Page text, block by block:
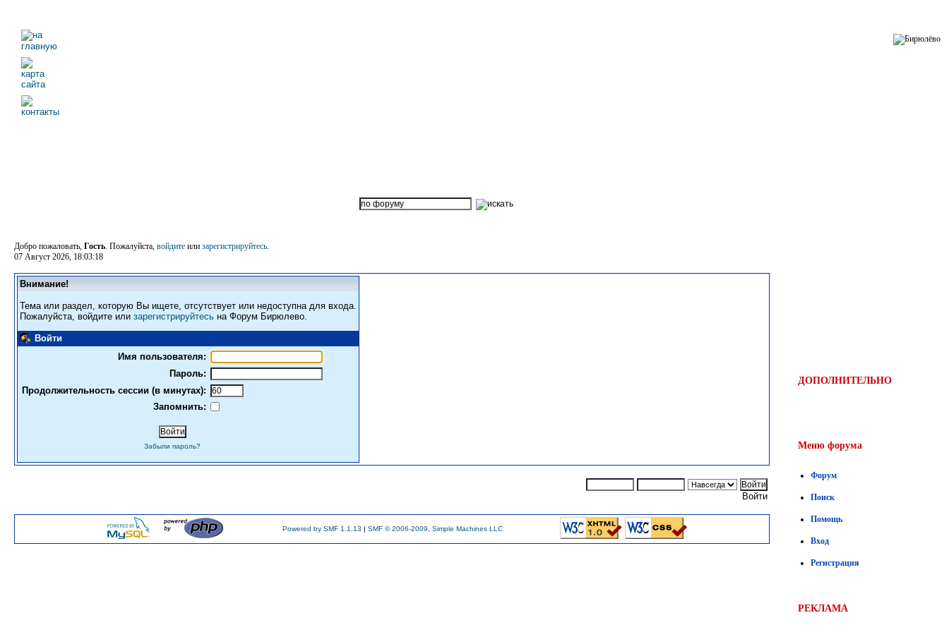
Добро пожаловать, Гость. Пожалуйста, войдите или зарегистрируйтесь.
07 Август 2026, 18:03:18
Внимание!
Тема или раздел, которую Вы ищете, отсутствует или недоступна для входа.
Пожалуйста, войдите или зарегистрируйтесь на Форум Бирюлево.
Войти
Имя пользователя:
Пароль:
Продолжительность сессии (в минутах):
Запомнить:
Забыли пароль?
Войти
Powered by SMF 1.1.13 | SMF © 2006-2009, Simple Machines LLC
ДОПОЛНИТЕЛЬНО
Меню форума
Форум
Поиск
Помощь
Вход
Регистрация
РЕКЛАМА